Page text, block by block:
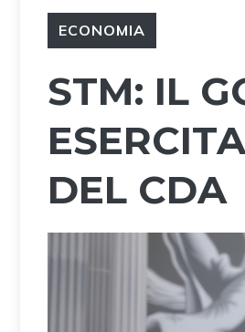
ECONOMIA
STM: IL
DEL CDA